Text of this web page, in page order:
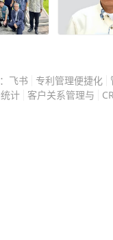
收到自己的不雅
硬扛？对方拿捏
更不敢报警。 他
衣服的完整录像，
滴的女声，也换成
飞书 专利管理便捷化
计 客户关系管理与